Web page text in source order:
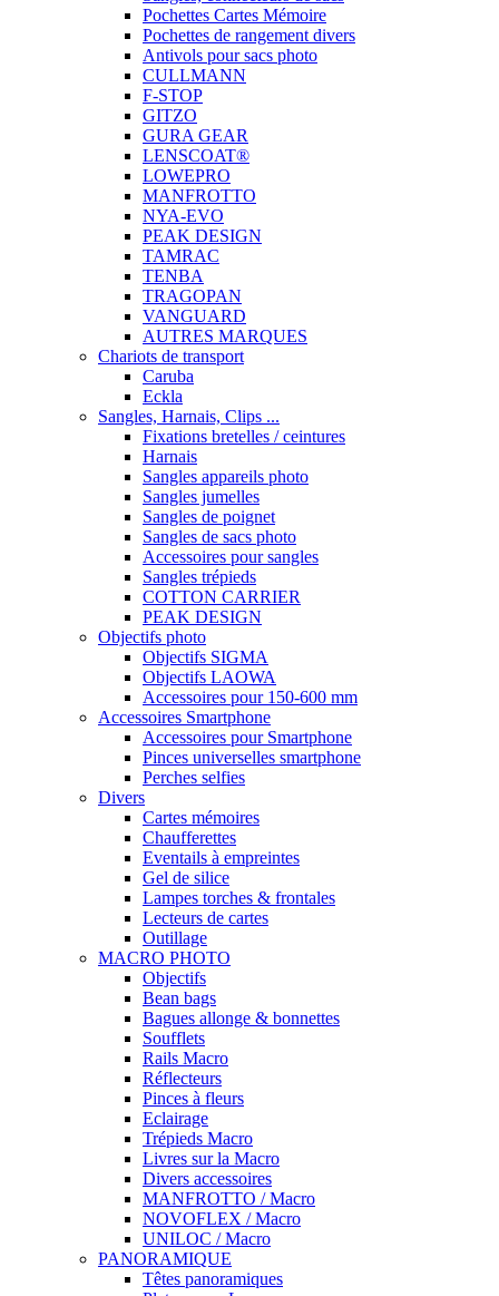
Pochettes Cartes Mémoire
Pochettes de rangement divers
Antivols pour sacs photo
CULLMANN
F-STOP
GITZO
GURA GEAR
LENSCOAT®
LOWEPRO
MANFROTTO
NYA-EVO
PEAK DESIGN
TAMRAC
TENBA
TRAGOPAN
VANGUARD
AUTRES MARQUES
Chariots de transport
Caruba
Eckla
Sangles, Harnais, Clips ...
Fixations bretelles / ceintures
Harnais
Sangles appareils photo
Sangles jumelles
Sangles de poignet
Sangles de sacs photo
Accessoires pour sangles
Sangles trépieds
COTTON CARRIER
PEAK DESIGN
Objectifs photo
Objectifs SIGMA
Objectifs LAOWA
Accessoires pour 150-600 mm
Accessoires Smartphone
Accessoires pour Smartphone
Pinces universelles smartphone
Perches selfies
Divers
Cartes mémoires
Chaufferettes
Eventails à empreintes
Gel de silice
Lampes torches & frontales
Lecteurs de cartes
Outillage
MACRO PHOTO
Objectifs
Bean bags
Bagues allonge & bonnettes
Soufflets
Rails Macro
Réflecteurs
Pinces à fleurs
Eclairage
Trépieds Macro
Livres sur la Macro
Divers accessoires
MANFROTTO / Macro
NOVOFLEX / Macro
UNILOC / Macro
PANORAMIQUE
Têtes panoramiques